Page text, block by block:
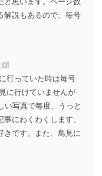
し、個人情報保
得・アクセス・利
解説もあるので、毎号
婦
行っていた時は毎号
に行けていませんが
い写真で毎度、うっと
にわくわくします。
きです。また、鳥見に